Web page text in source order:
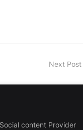
Next Post
content Provider